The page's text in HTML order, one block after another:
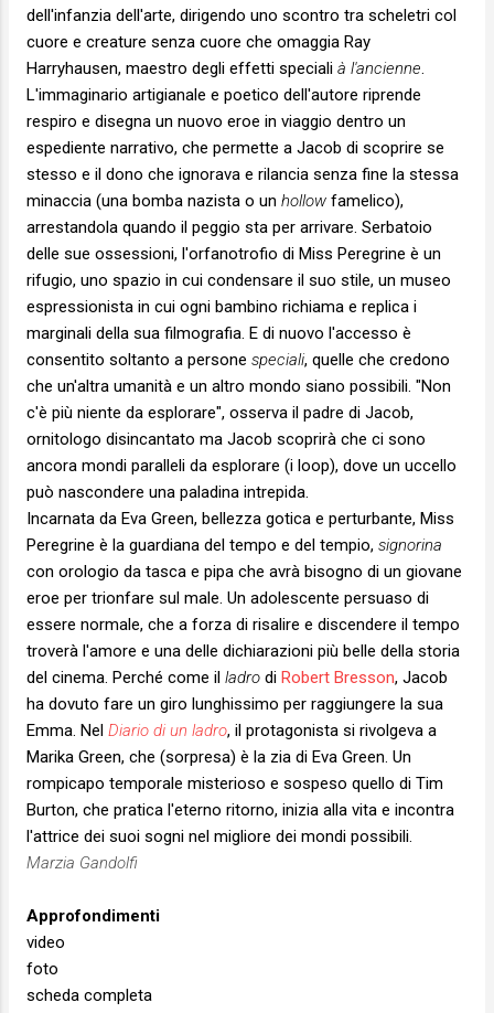
dell'infanzia dell'arte, dirigendo uno scontro tra scheletri col
cuore e creature senza cuore che omaggia Ray
Harryhausen, maestro degli effetti speciali à l'ancienne.
L'immaginario artigianale e poetico dell'autore riprende
respiro e disegna un nuovo eroe in viaggio dentro un
espediente narrativo, che permette a Jacob di scoprire se
stesso e il dono che ignorava e rilancia senza fine la stessa
minaccia (una bomba nazista o un hollow famelico),
arrestandola quando il peggio sta per arrivare. Serbatoio
delle sue ossessioni, l'orfanotrofio di Miss Peregrine è un
rifugio, uno spazio in cui condensare il suo stile, un museo
espressionista in cui ogni bambino richiama e replica i
marginali della sua filmografia. E di nuovo l'accesso è
consentito soltanto a persone speciali, quelle che credono
che un'altra umanità e un altro mondo siano possibili. "Non
c'è più niente da esplorare", osserva il padre di Jacob,
ornitologo disincantato ma Jacob scoprirà che ci sono
ancora mondi paralleli da esplorare (i loop), dove un uccello
può nascondere una paladina intrepida.
Incarnata da Eva Green, bellezza gotica e perturbante, Miss
Peregrine è la guardiana del tempo e del tempio, signorina
con orologio da tasca e pipa che avrà bisogno di un giovane
eroe per trionfare sul male. Un adolescente persuaso di
essere normale, che a forza di risalire e discendere il tempo
troverà l'amore e una delle dichiarazioni più belle della storia
del cinema. Perché come il ladro di Robert Bresson, Jacob
ha dovuto fare un giro lunghissimo per raggiungere la sua
Emma. Nel Diario di un ladro, il protagonista si rivolgeva a
Marika Green, che (sorpresa) è la zia di Eva Green. Un
rompicapo temporale misterioso e sospeso quello di Tim
Burton, che pratica l'eterno ritorno, inizia alla vita e incontra
l'attrice dei suoi sogni nel migliore dei mondi possibili.
Marzia Gandolfi
Approfondimenti
video
foto
scheda completa